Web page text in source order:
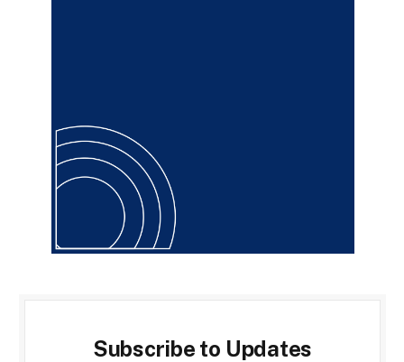
Subscribe to Updates